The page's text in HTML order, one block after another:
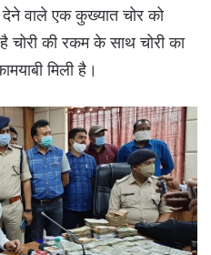
देने वाले एक कुख्यात चोर को
की रकम के साथ चोरी का
मिली है।